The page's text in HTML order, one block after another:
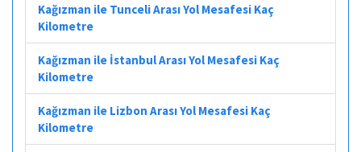
Kağızman ile Tunceli Arası Yol Mesafesi Kaç
Kilometre
Kağızman ile İstanbul Arası Yol Mesafesi Kaç
Kilometre
Kağızman ile Lizbon Arası Yol Mesafesi Kaç
Kilometre